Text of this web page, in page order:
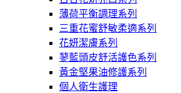
薄荷平衡調理系列
三重花蜜舒敏柔適系列
花妍潔膚系列
蓼藍頭皮舒活護色系列
黃金堅果油修護系列
個人衛生護理